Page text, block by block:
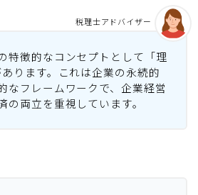
特徴的なコンセプトとして「理
ります。これは企業の永続的
なフレームワークで、企業経営
の両立を重視しています。
税理士アドバイザー